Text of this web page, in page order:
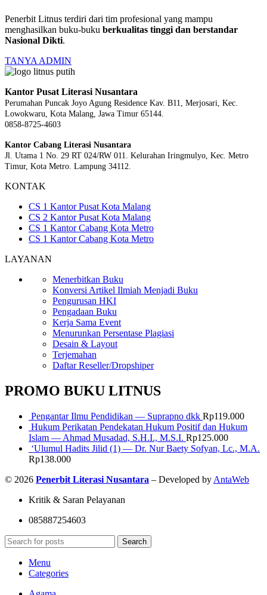
Penerbit Litnus terdiri dari tim profesional yang mampu
menghasilkan buku-buku berkualitas tinggi dan berstandar
Nasional Dikti.
TANYA ADMIN
Kantor Pusat Literasi Nusantara
Perumahan Puncak Joyo Agung Residence Kav. B11, Merjosari, Kec.
Lowokwaru, Kota Malang, Jawa Timur 65144.
0858-8725-4603
Kantor Cabang Literasi Nusantara
Jl. Utama 1 No. 29 RT 024/RW 011. Kelurahan Iringmulyo, Kec. Metro
Timur, Kota Metro. Lampung 34112.
KONTAK
CS 1 Kantor Pusat Kota Malang
CS 2 Kantor Pusat Kota Malang
CS 1 Kantor Cabang Kota Metro
CS 1 Kantor Cabang Kota Metro
LAYANAN
Menerbitkan Buku
Konversi Artikel Ilmiah Menjadi Buku
Pengurusan HKI
Pengadaan Buku
Kerja Sama Event
Menurunkan Persentase Plagiasi
Desain & Layout
Terjemahan
Daftar Reseller/Dropshiper
PROMO BUKU LITNUS
Pengantar Ilmu Pendidikan — Suprapno dkk Rp119.000
Hukum Perikatan Pendekatan Hukum Positif dan Hukum
Islam — Ahmad Musadad, S.H.I., M.S.I. Rp125.000
‘Ulumul Hadits Jilid (1) — Dr. Nur Baety Sofyan, Lc., M.A.
Rp138.000
© 2026 Penerbit Literasi Nusantara – Developed by AntaWeb
Kritik & Saran Pelayanan
085887254603
Search
Menu
Categories